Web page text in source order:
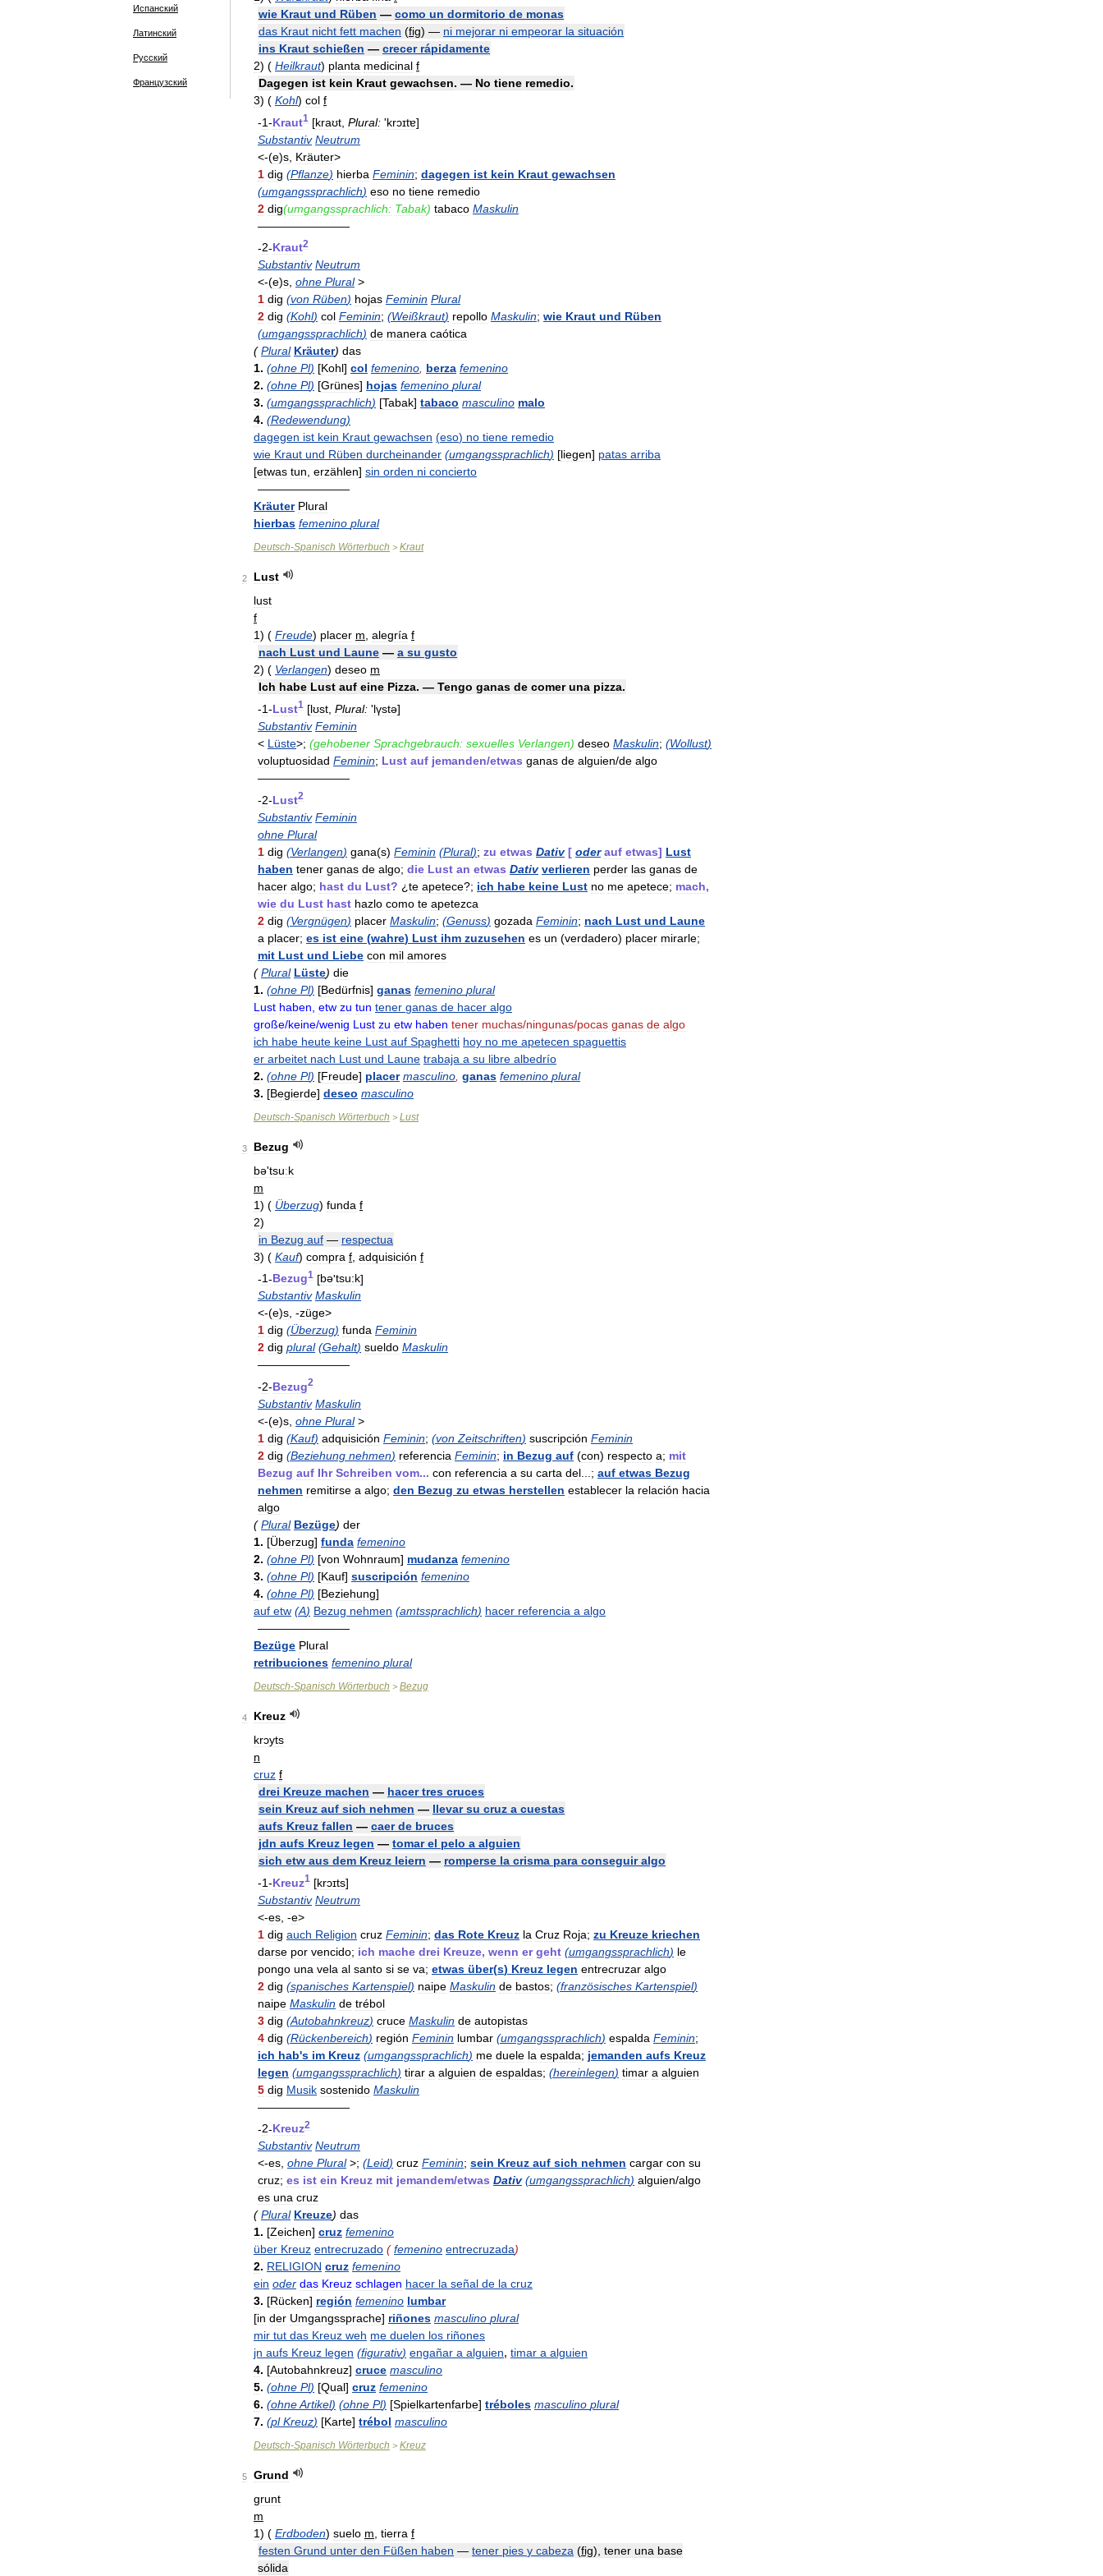
Испанский
Латинский
Русский
Французский
wie Kraut und Rüben — como un dormitorio de monas
das Kraut nicht fett machen (fig) — ni mejorar ni empeorar la situación
ins Kraut schießen — crecer rápidamente
2) ( Heilkraut) planta medicinal f
Dagegen ist kein Kraut gewachsen. — No tiene remedio.
3) ( Kohl) col f
-1-Kraut1 [kraʊt Plural: 'krɔɪtɐ]
Substantiv Neutrum
<-(e)s Kräuter>
1 dig (Pflanze) hierba Feminin; dagegen ist kein Kraut gewachsen
(umgangssprachlich) eso no tiene remedio
2 dig(umgangssprachlich: Tabak) tabaco Maskulin
————————
-2-Kraut2
Substantiv Neutrum
<-(e)s, ohne Plural>
1 dig (von Rüben) hojas Feminin Plural
2 dig (Kohl) col Feminin; (Weißkraut) repollo Maskulin; wie Kraut und Rüben
(umgangssprachlich) de manera caótica
( Plural Kräuter) das
1. (ohne Pl) [Kohl] col femenino, berza femenino
2. (ohne Pl) [Grünes] hojas femenino plural
3. (umgangssprachlich) [Tabak] tabaco masculino malo
4. (Redewendung)
dagegen ist kein Kraut gewachsen (eso) no tiene remedio
wie Kraut und Rüben durcheinander (umgangssprachlich) [liegen] patas arriba
[etwas tun, erzählen] sin orden ni concierto
————————
Kräuter Plural
hierbas femenino plural
Deutsch-Spanisch Wörterbuch > Kraut
2
Lust
lust
f
1) ( Freude) placer m, alegría f
nach Lust und Laune — a su gusto
2) ( Verlangen) deseo m
Ich habe Lust auf eine Pizza. — Tengo ganas de comer una pizza.
-1-Lust1 [lʊst Plural: 'lүstə]
Substantiv Feminin
< Lüste>; (gehobener Sprachgebrauch: sexuelles Verlangen) deseo Maskulin; (Wollust)
voluptuosidad Feminin; Lust auf jemanden/etwas ganas de alguien/de algo
————————
-2-Lust2
Substantiv Feminin
ohne Plural
1 dig (Verlangen) gana(s) Feminin (Plural); zu etwas Dativ [ oder auf etwas] Lust
haben tener ganas de algo; die Lust an etwas Dativ verlieren perder las ganas de
hacer algo; hast du Lust? ¿te apetece?; ich habe keine Lust no me apetece; mach,
wie du Lust hast hazlo como te apetezca
2 dig (Vergnügen) placer Maskulin; (Genuss) gozada Feminin; nach Lust und Laune
a placer; es ist eine (wahre) Lust ihm zuzusehen es un (verdadero) placer mirarle;
mit Lust und Liebe con mil amores
( Plural Lüste) die
1. (ohne Pl) [Bedürfnis] ganas femenino plural
Lust haben etw zu tun tener ganas de hacer algo
große/keine/wenig Lust zu etw haben tener muchas/ningunas/pocas ganas de algo
ich habe heute keine Lust auf Spaghetti hoy no me apetecen spaguettis
er arbeitet nach Lust und Laune trabaja a su libre albedrío
2. (ohne Pl) [Freude] placer masculino ganas femenino plural
3. [Begierde] deseo masculino
Deutsch-Spanisch Wörterbuch > Lust
3
Bezug
bə'tsuːk
m
1) ( Überzug) funda f
2)
in Bezug auf — respectua
3) ( Kauf) compra f adquisición f
-1-Bezug1 [bə'tsu:k]
Substantiv Maskulin
<-(e)s, -züge>
1 dig (Überzug) funda Feminin
2 dig plural (Gehalt) sueldo Maskulin
————————
-2-Bezug2
Substantiv Maskulin
<-(e)s ohne Plural>
1 dig (Kauf) adquisición Feminin; (von Zeitschriften) suscripción Feminin
2 dig (Beziehung nehmen) referencia Feminin; in Bezug auf (con) respecto a; mit
Bezug auf Ihr Schreiben vom... con referencia a su carta del ...; auf etwas Bezug
nehmen remitirse a algo; den Bezug zu etwas herstellen establecer la relación hacia
algo
( Plural Bezüge) der
1. [Überzug] funda femenino
2. (ohne Pl) [von Wohnraum] mudanza femenino
3. (ohne Pl) [Kauf] suscripción femenino
4. (ohne Pl) [Beziehung]
auf etw (A) Bezug nehmen (amtssprachlich) hacer referencia a algo
————————
Bezüge Plural
retribuciones femenino plural
Deutsch-Spanisch Wörterbuch > Bezug
4
Kreuz
krɔyts
n
cruz f
drei Kreuze machen — hacer tres cruces
sein Kreuz auf sich nehmen — llevar su cruz a cuestas
aufs Kreuz fallen — caer de bruces
jdn aufs Kreuz legen — tomar el pelo a alguien
sich etw aus dem Kreuz leiern — romperse la crisma para conseguir algo
-1-Kreuz1 [krɔɪts]
Substantiv Neutrum
<-es , -e>
1 dig auch Religion cruz Feminin; das Rote Kreuz la Cruz Roja; zu Kreuze kriechen
darse por vencido; ich mache drei Kreuze, wenn er geht (umgangssprachlich) le
pongo una vela al santo si se va; etwas über(s) Kreuz legen entrecruzar algo
2 dig (spanisches Kartenspiel) naipe Maskulin de bastos; (französisches Kartenspiel)
naipe Maskulin de trébol
3 dig (Autobahnkreuz) cruce Maskulin de autopistas
4 dig (Rückenbereich) región Feminin lumbar (umgangssprachlich) espalda Feminin;
ich hab's im Kreuz (umgangssprachlich) me duele la espalda; jemanden aufs Kreuz
legen (umgangssprachlich) tirar a alguien de espaldas; (hereinlegen) timar a alguien
5 dig Musik sostenido Maskulin
————————
-2-Kreuz2
Substantiv Neutrum
<-es, ohne Plural>; (Leid) cruz Feminin; sein Kreuz auf sich nehmen cargar con su
cruz; es ist ein Kreuz mit jemandem/etwas Dativ (umgangssprachlich) alguien/algo
es una cruz
( Plural Kreuze) das
1. [Zeichen] cruz femenino
über Kreuz entrecruzado ( femenino entrecruzada)
2. RELIGION cruz femenino
ein oder das Kreuz schlagen hacer la señal de la cruz
3. [Rücken] región femenino lumbar
[in der Umgangssprache] riñones masculino plural
mir tut das Kreuz weh me duelen los riñones
jn aufs Kreuz legen (figurativ) engañar a alguien, timar a alguien
4. [Autobahnkreuz] cruce masculino
5. (ohne Pl) [Qual] cruz femenino
6. (ohneArtikel) (ohne Pl) [Spielkartenfarbe] tréboles masculino plural
7. (pl Kreuz) [Karte] trébol masculino
Deutsch-Spanisch Wörterbuch > Kreuz
5
Grund
grunt
m
1) ( Erdboden) suelo m, tierra f
festen Grund unter den Füßen haben — tener pies y cabeza (fig), tener una base
sólida